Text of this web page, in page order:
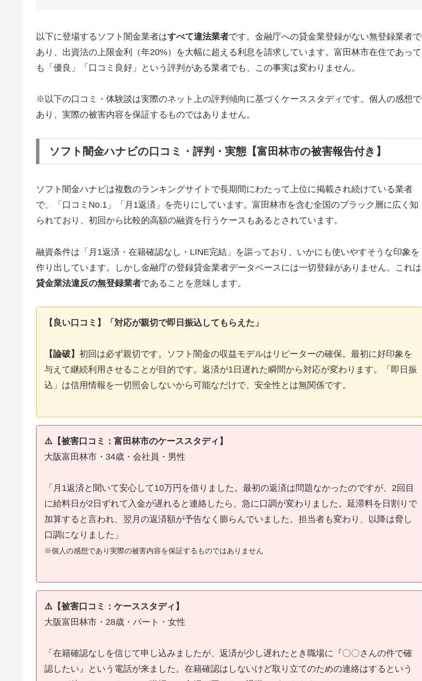
以下に登場するソフト闇金業者はすべて違法業者です。金融庁への貸金業登録がない無登録業者で
あり、出資法の上限金利（年20%）を大幅に超える利息を請求しています。富田林市在住であって
も「優良」「口コミ良好」という評判がある業者でも、この事実は変わりません。
※以下の口コミ・体験談は実際のネット上の評判傾向に基づくケーススタディです。個人の感想で
あり、実際の被害内容を保証するものではありません。
ソフト闇金ハナビの口コミ・評判・実態【富田林市の被害報告付き】
ソフト闇金ハナビは複数のランキングサイトで長期間にわたって上位に掲載され続けている業者
で、「口コミNo.1」「月1返済」を売りにしています。富田林市を含む全国のブラック層に広く知
られており、初回から比較的高額の融資を行うケースもあるとされています。
融資条件は「月1返済・在籍確認なし・LINE完結」を謳っており、いかにも使いやすそうな印象を
作り出しています。しかし金融庁の登録貸金業者データベースには一切登録がありません。これは
貸金業法違反の無登録業者であることを意味します。
【良い口コミ】「対応が親切で即日振込してもらえた」
【論破】 初回は必ず親切です。ソフト闇金の収益モデルはリピーターの確保。最初に好印象を
与えて継続利用させることが目的です。返済が1日遅れた瞬間から対応が変わります。「即日振
込」は信用情報を一切照会しないから可能なだけで、安全性とは無関係です。
⚠️【被害口コミ：富田林市のケーススタディ】
大阪富田林市・34歳・会社員・男性
「月1返済と聞いて安心して10万円を借りました。最初の返済は問題なかったのですが、2回目
に給料日が2日ずれて入金が遅れると連絡したら、急に口調が変わりました。延滞料を日割りで
加算すると言われ、翌月の返済額が予告なく膨らんでいました。担当者も変わり、以降は脅し
口調になりました」
※個人の感想であり実際の被害内容を保証するものではありません
⚠️【被害口コミ：ケーススタディ】
大阪富田林市・28歳・パート・女性
「在籍確認なしを信じて申し込みましたが、返済が少し遅れたとき職場に『〇〇さんの件で確
認したい』という電話が来ました。在籍確認はしないけど取り立てのための連絡はするという